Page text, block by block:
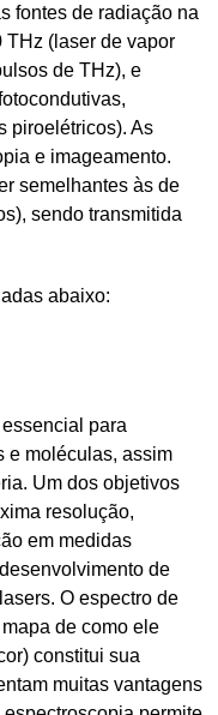
fontes de radiação na
THz (laser de vapor
de THz), e
piroelétricos). As
e imageamento.
semelhantes às de
sendo transmitida
abaixo:
para
e moléculas, assim
Um dos objetivos
resolução,
em medidas
de
O espectro de
de como ele
constitui sua
muitas vantagens